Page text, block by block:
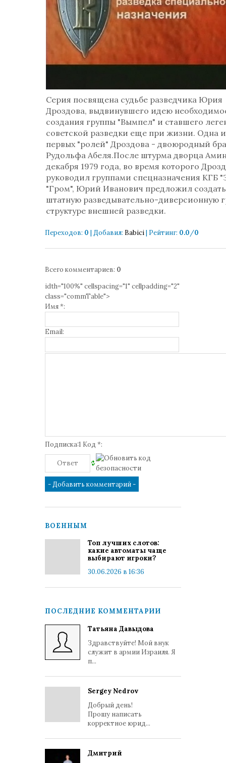
Серия посвящена судьбе разведчика Юрия
Дроздова, выдвинувшего идею
создания группы "Вымпел" и ставшего
советской разведки еще при жизни. Одна
первых "ролей" Дроздова - двоюродный
Рудольфа Абеля.После штурма дворца
декабря 1979 года, во время которого
руководил группами спецназначения КГБ
"Гром", Юрий Иванович предложил создать
штатную разведывательно-диверсионную
структуре внешней разведки.
Переходов: 0 | Добавил: Babici| Рейтинг: 0.0/0
Всего комментариев: 0
idth="100%" cellspacing="1" cellpadding="2"
class="commTable">
Имя *:
Email:
Подписка:1 Код *:
ВОЕННЫМ
Топ лучших слотов:
какие автоматы чаще
выбирают игроки?
30.06.2026 в 16:36
ПОСЛЕДНИЕ КОММЕНТАРИИ
Татьяна Давыдова
Здравствуйте! Мой внук
служит в армии Израиля. Я
п...
Sergey Nedrov
Добрый день!
Прошу написать
корректное юрид...
Дмитрий